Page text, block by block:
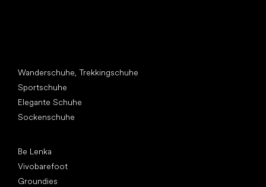
Wanderschuhe, Trekkingschuhe
Sportschuhe
Elegante Schuhe
Sockenschuhe
Be Lenka
Vivobarefoot
Groundies